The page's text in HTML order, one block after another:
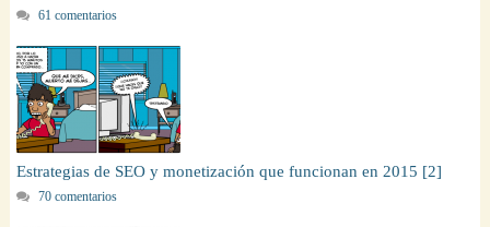
61 comentarios
Estrategias de SEO y monetización que funcionan en 2015 [2]
70 comentarios